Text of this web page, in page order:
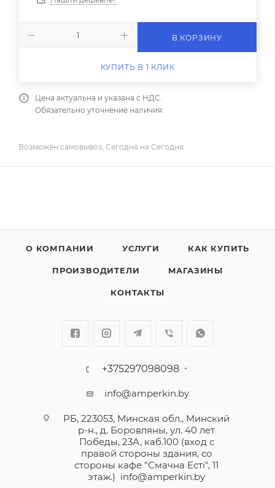
В КОРЗИНУ
КУПИТЬ В 1 КЛИК
Цена актуальна и указана с НДС.
Обязательно уточнение наличия.
Возможен самовывоз, Сегодня на Сегодня.
О КОМПАНИИ УСЛУГИ КАК КУПИТЬ
ПРОИЗВОДИТЕЛИ МАГАЗИНЫ
КОНТАКТЫ
+375297098098
info@amperkin.by
РБ, 223053, Минская обл., Минский
р-н., д. Боровляны, ул. 40 лет
Победы, 23А, каб.100 (вход с
правой стороны здания, со
стороны кафе "Смачна Естi", 11
этаж.) info@amperkin.by